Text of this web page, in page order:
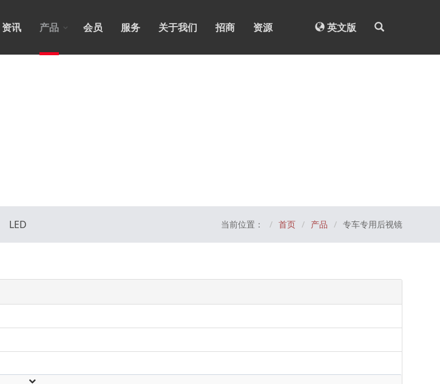
资讯 产品 会员 服务 关于我们 招商 资源 英文版
LED 当前位置： 首页 产品 专车专用后视镜